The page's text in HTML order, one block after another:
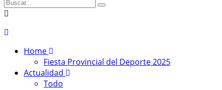
Home
Fiesta Provincial del Deporte 2025
Actualidad
Todo